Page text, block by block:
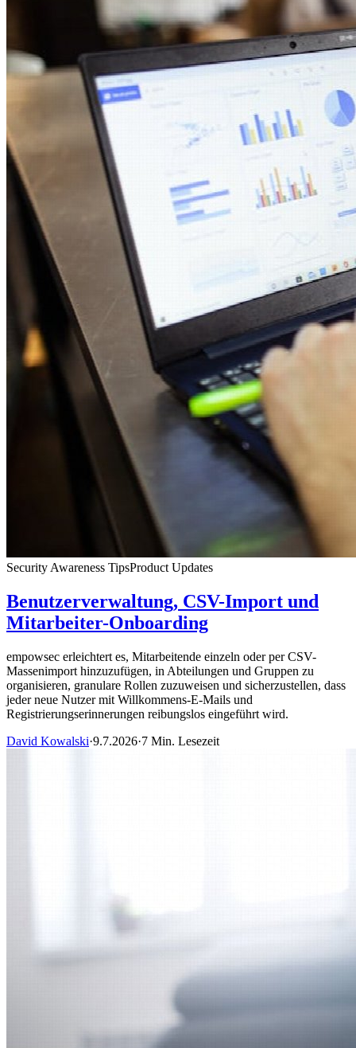
Security Awareness TipsProduct Updates
Benutzerverwaltung, CSV-Import und
Mitarbeiter-Onboarding
empowsec erleichtert es, Mitarbeitende einzeln oder per CSV-
Massenimport hinzuzufügen, in Abteilungen und Gruppen zu
organisieren, granulare Rollen zuzuweisen und sicherzustellen, dass
jeder neue Nutzer mit Willkommens-E-Mails und
Registrierungserinnerungen reibungslos eingeführt wird.
David Kowalski·9.7.2026·7 Min. Lesezeit